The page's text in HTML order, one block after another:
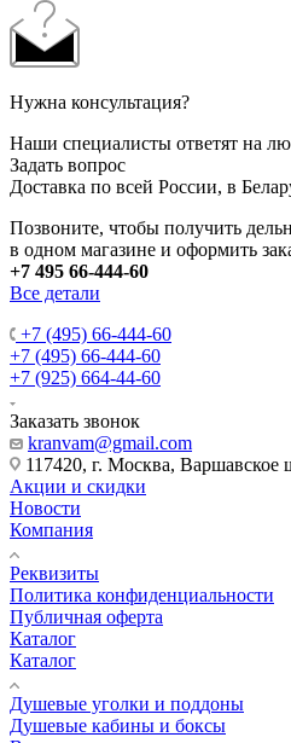
Нужна консультация?
Наши специалисты ответят на
Задать вопрос
Доставка по всей России, в
Позвоните, чтобы получить
в одном магазине и оформить
+7 495 66-444-60
Все детали
+7 (495) 66-444-60
+7 (495) 66-444-60
+7 (925) 664-44-60
Заказать звонок
kranvam@gmail.com
117420, г. Москва, Варшавское
Акции и скидки
Новости
Компания
Реквизиты
Политика конфиденциальности
Публичная оферта
Каталог
Каталог
Душевые уголки и поддоны
Душевые кабины и боксы